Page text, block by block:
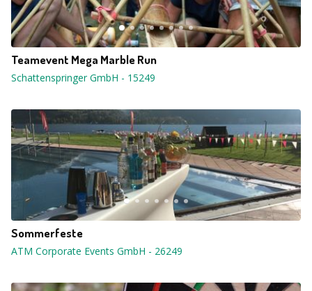
Teamevent Mega Marble Run
Schattenspringer GmbH - 15249
Sommerfeste
ATM Corporate Events GmbH - 26249